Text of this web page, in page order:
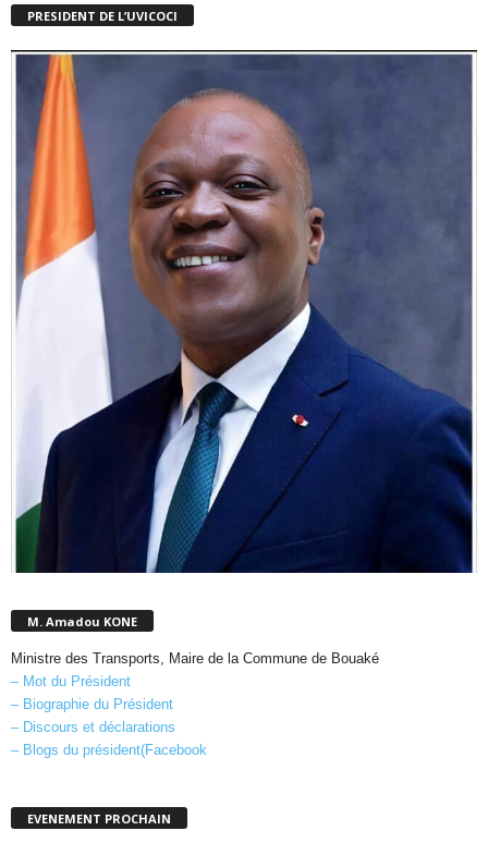
PRESIDENT DE L’UVICOCI
M. Amadou KONE
Ministre des Transports, Maire de la Commune de Bouaké
– Mot du Président
– Biographie du Président
– Discours et déclarations
– Blogs du président(Facebook
EVENEMENT PROCHAIN